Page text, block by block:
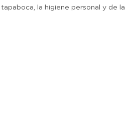
la higiene personal y de la